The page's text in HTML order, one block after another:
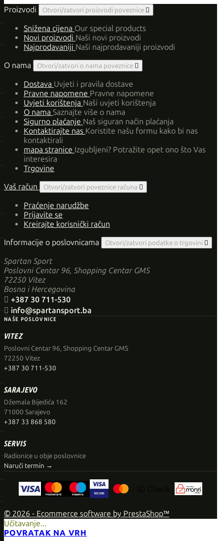
Proizvodi Otvori/zatvori proizvodi poveznice 
Snižena cijena Our special products
Novi proizvodi Naši novi proizvodi
Najprodavaniji Naši najprodavaniji proizvodi
O nama
Otvori/zatvori o nama poveznice 
Dostava Uvjeti i pravila dostave
Pravne napomene Pravne napomene
Uvjeti korištenja Naši uvjeti korištenja
O nama Saznajte više o nama
Sigurno plaćanje Naš siguran način plaćanja
Kontaktirajte nas Koristite našu formu kako bi nas
kontaktirali
mapa stranice Izgubljeni? Potražite opet ono što Vas
interesira
Trgovine
Vaš račun
Otvori/zatvori poveznice računa 
Praćenje narudžbe
Prijavite se
Kreirajte korisnički račun
Informacije o poslovnicama
Otvori/zatvori podatke o trgovini 
Spartan Sport
Poslovni Centar 96, Shopping Centar GMS
72250 Vitez
Bosna i Hercegovina
 +387 30 711-530
 info@spartansport.ba
NAŠE POSLOVNICE
VITEZ
Poslovni Centar 96, Shopping Centar GMS
72250 Vitez
+387 30 711-530
SARAJEVO
Džemala Bijedića 162
71000 Sarajevo
+387 33 868 580
SERVIS
Radionice u obje poslovnice
Naruči termin →
© 2026 - Ecommerce software by PrestaShop™
Učitavanje...
POVRATAK NA VRH